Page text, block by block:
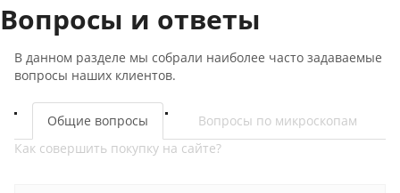
Вопросы и ответы
В данном разделе мы собрали наиболее часто задаваемые
вопросы наших клиентов.
Общие вопросы
Вопросы по микроскопам
Как совершить покупку на сайте?